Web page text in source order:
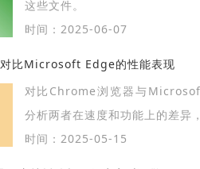
这些文件。
时间：2025-06-07
比Microsoft Edge的性能表现
对比Chrome浏览器与
分析两者在速度和功能上的差异
时间：2025-05-15